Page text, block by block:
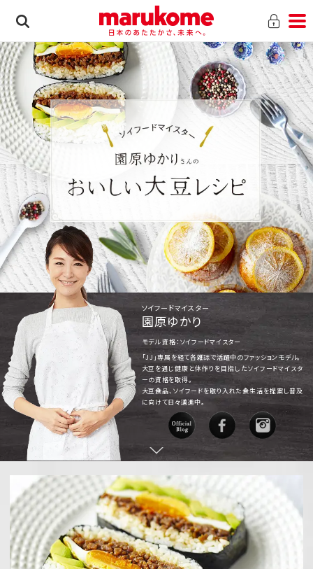
ソイフードマイスター
園原ゆかり
モデル 資格：ソイフードマイスター
「JJ」専属を経て各雑誌で活躍中のファッションモデル。
大豆を通じ健康と体作りを目指したソイフードマイスタ
ーの資格を取得。
大豆食品、ソイフードを取り入れた食生活を提案し普及
に向けて日々邁進中。